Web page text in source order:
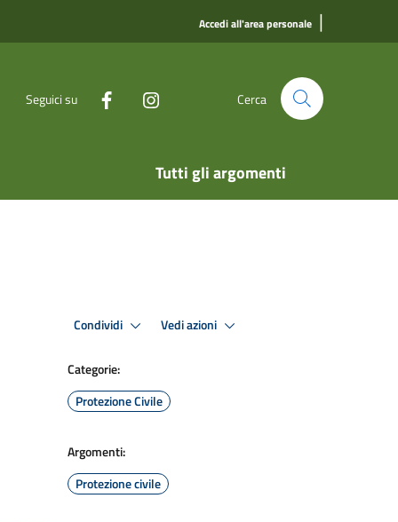
Accedi all'area personale |
Seguici su Cerca
Tutti gli argomenti
Condividi Vedi azioni
Categorie:
Protezione Civile
Argomenti:
Protezione civile